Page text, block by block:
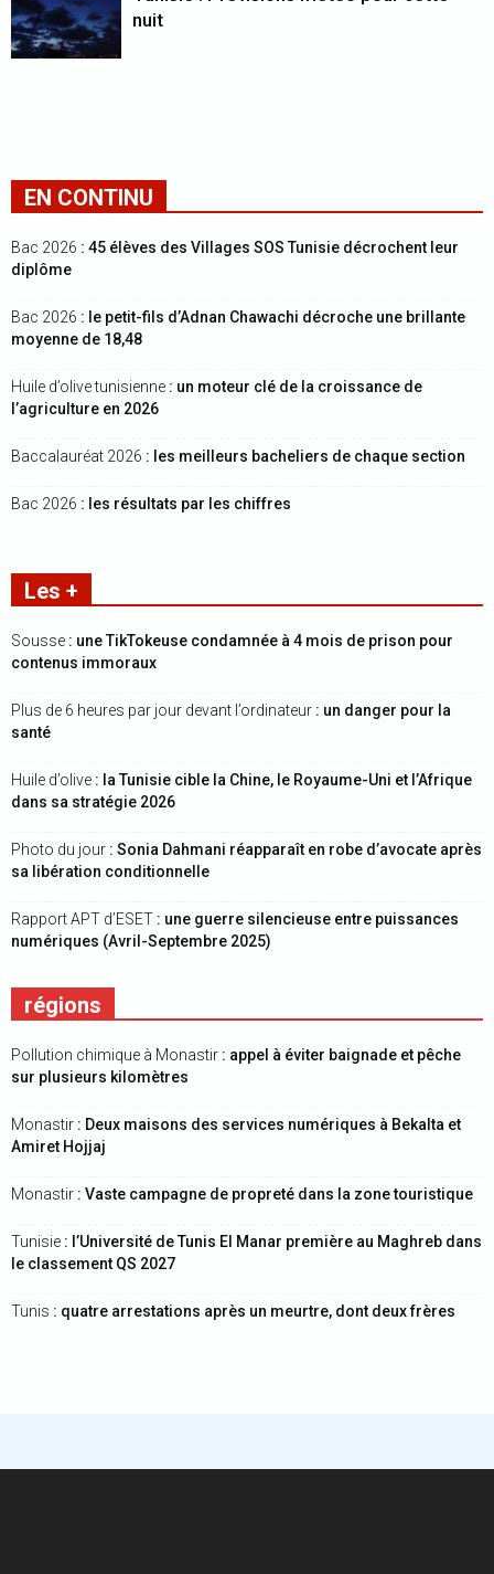
nuit
EN CONTINU
Bac 2026 : 45 élèves des Villages SOS Tunisie décrochent leur
diplôme
Bac 2026 : le petit-fils d’Adnan Chawachi décroche une brillante
moyenne de 18,48
Huile d’olive tunisienne : un moteur clé de la croissance de
l’agriculture en 2026
Baccalauréat 2026 : les meilleurs bacheliers de chaque section
Bac 2026 : les résultats par les chiffres
Les +
Sousse : une TikTokeuse condamnée à 4 mois de prison pour
contenus immoraux
Plus de 6 heures par jour devant l’ordinateur : un danger pour la
santé
Huile d’olive : la Tunisie cible la Chine, le Royaume-Uni et l’Afrique
dans sa stratégie 2026
Photo du jour : Sonia Dahmani réapparaît en robe d’avocate après
sa libération conditionnelle
Rapport APT d’ESET : une guerre silencieuse entre puissances
numériques (Avril-Septembre 2025)
régions
Pollution chimique à Monastir : appel à éviter baignade et pêche
sur plusieurs kilomètres
Monastir : Deux maisons des services numériques à Bekalta et
Amiret Hojjaj
Monastir : Vaste campagne de propreté dans la zone touristique
Tunisie : l’Université de Tunis El Manar première au Maghreb dans
le classement QS 2027
Tunis : quatre arrestations après un meurtre, dont deux frères